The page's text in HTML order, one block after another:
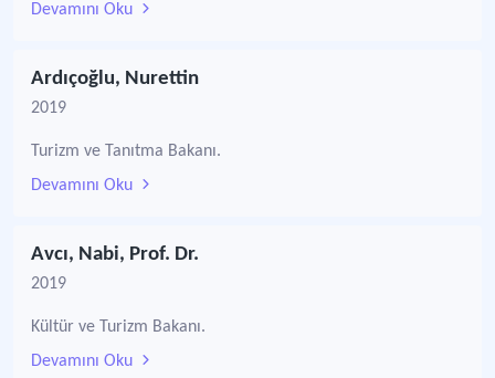
Devamını Oku
Ardıçoğlu, Nurettin
2019
Turizm ve Tanıtma Bakanı.
Devamını Oku
Avcı, Nabi, Prof. Dr.
2019
Kültür ve Turizm Bakanı.
Devamını Oku